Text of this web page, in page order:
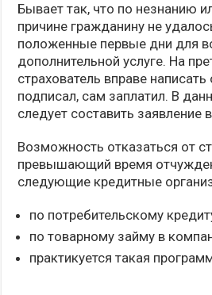
Бывает так, что по незнанию
причине гражданину не
положенные первые дни для
дополнительной услуге. На
страхователь вправе
подписал, сам заплатил. В
следует составить заявление
Возможность отказаться от
превышающий время
следующие кредитные
по потребительскому
по товарному займу в
практикуется такая